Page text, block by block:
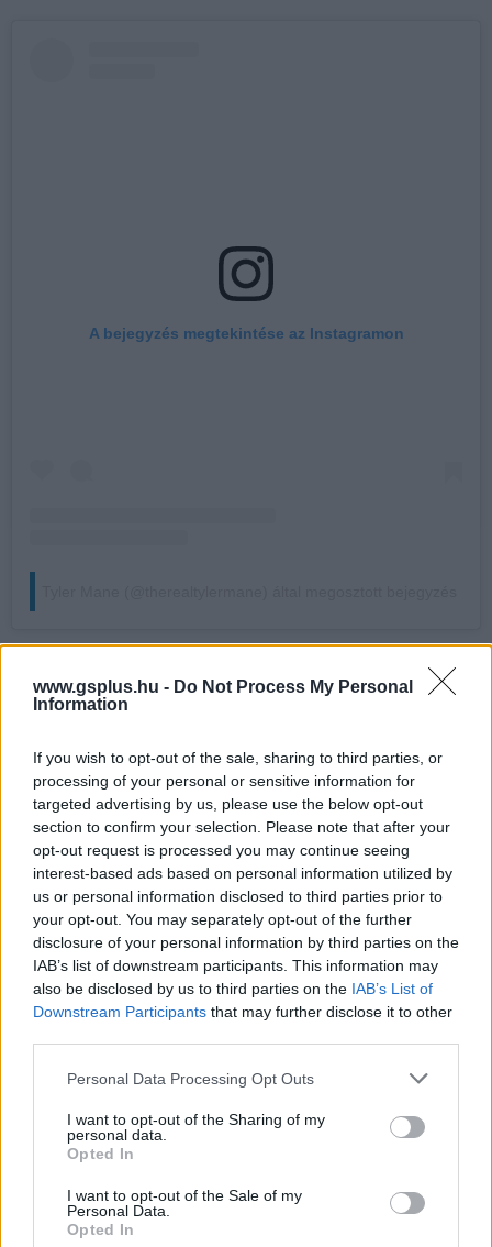
www.gsplus.hu - Do Not Process My Personal
Information
If you wish to opt-out of the sale, sharing to third parties, or
processing of your personal or sensitive information for
targeted advertising by us, please use the below opt-out
section to confirm your selection. Please note that after your
opt-out request is processed you may continue seeing
interest-based ads based on personal information utilized by
us or personal information disclosed to third parties prior to
your opt-out. You may separately opt-out of the further
disclosure of your personal information by third parties on the
IAB’s list of downstream participants. This information may
also be disclosed by us to third parties on the IAB’s List of
Downstream Participants that may further disclose it to other
Please note that this website/app uses one or more Google
not limited to your visit or usage behaviour. You may click to
grant or deny consent to Google and its third-party tags to
use your data for below specified purposes in below Google
consent section.
Personal Data Processing Opt Outs
I want to opt-out of the Sharing of my
personal data.
Opted In
I want to opt-out of the Sale of my
Personal Data.
Opted In
A bejegyzés megtekintése az Instagramon
mellrákról, és vegyék komolyan a gyanús elváltozásokat.
Üzenete szerint ha időben felismerik, a betegség jól
az ilyen tüneteket puszta szégyenérzetből vagy azért,
mert ritkának tartják.
A színész később egy újabb videóban megköszönte a
rajongói támogatást, és azt mondta, készen áll felvenni a
harcot a betegséggel. Mane legismertebb szerepe
Kardfog volt a 2000-es X-Menben, de 2024-ben a
Deadpool és Rozsomákbanis visszatért a karakterhez.
Emellett szerepelt a Trójában, a Doom Patrolban,
valamint Rob Zombie Halloween-filmjeiben is, ahol
SMASH by Meló-Diák: Homok, zene és a nyár legjobb
hangulata – Jön a második forduló! (X)
sorozat.